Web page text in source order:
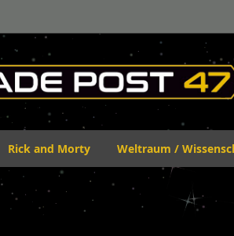
Rick and Morty Weltraum /